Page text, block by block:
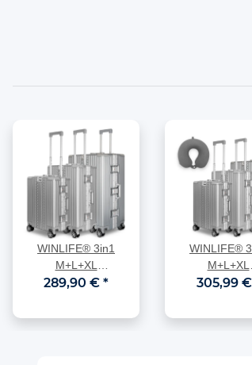
WINLIFE® 3in1
M+L+XL
Handgepäck(53cm) +
289,90 € *
WINLIFE®
M+L+XL
305,99 €